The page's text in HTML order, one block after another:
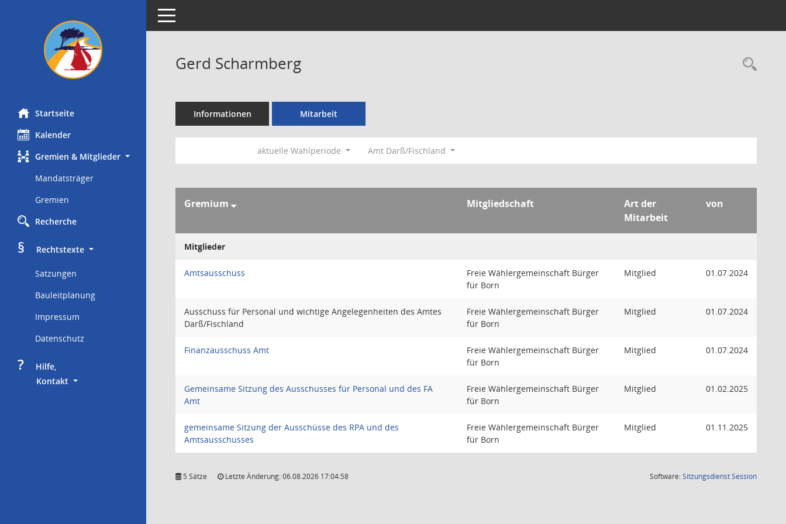
Startseite
Kalender
Gremien & Mitglieder
Mandatsträger
Gremien
Recherche
§
     Rechtstexte
Satzungen
Bauleitplanung
Impressum
Datenschutz
?
     Hilfe,
Kontakt
Toggle navigation
Gerd Scharmberg
Informationen Mitarbeit
aktuelle Wahlperiode Amt Darß/Fischland
Gremium Mitgliedschaft
Art der
Mitarbeit
von
Mitglieder
Amtsausschuss
Freie Wählergemeinschaft Bürger
für Born
Mitglied 01.07.2024
Ausschuss für Personal und wichtige Angelegenheiten des Amtes
Darß/Fischland
Freie Wählergemeinschaft Bürger
für Born
Mitglied 01.07.2024
Finanzausschuss Amt
Freie Wählergemeinschaft Bürger
für Born
Mitglied 01.07.2024
Gemeinsame Sitzung des Ausschusses für Personal und des FA
Amt
Freie Wählergemeinschaft Bürger
für Born
Mitglied 01.02.2025
gemeinsame Sitzung der Ausschüsse des RPA und des
Amtsausschusses
Freie Wählergemeinschaft Bürger
für Born
Mitglied 01.11.2025
5 Sätze Letzte Änderung: 06.08.2026 17:04:58 Software:SitzungsdienstSession(Wird in